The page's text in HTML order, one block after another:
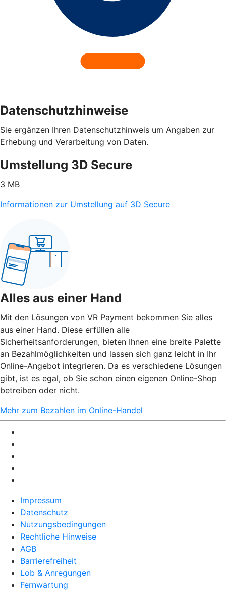
Datenschutzhinweise
Sie ergänzen Ihren Datenschutzhinweis um Angaben zur
Erhebung und Verarbeitung von Daten.
Umstellung 3D Secure
3 MB
Informationen zur Umstellung auf 3D Secure
Alles aus einer Hand
Mit den Lösungen von VR Payment bekommen Sie alles
aus einer Hand. Diese erfüllen alle
Sicherheitsanforderungen, bieten Ihnen eine breite Palette
an Bezahlmöglichkeiten und lassen sich ganz leicht in Ihr
Online-Angebot integrieren. Da es verschiedene Lösungen
gibt, ist es egal, ob Sie schon einen eigenen Online-Shop
betreiben oder nicht.
Mehr zum Bezahlen im Online-Handel
Impressum
Datenschutz
Nutzungsbedingungen
Rechtliche Hinweise
AGB
Barrierefreiheit
Lob & Anregungen
Fernwartung